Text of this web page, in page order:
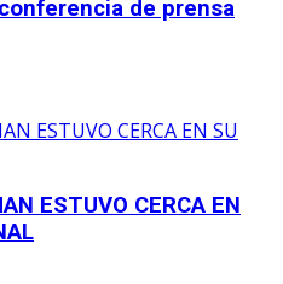
de prensa
ESTUVO CERCA EN